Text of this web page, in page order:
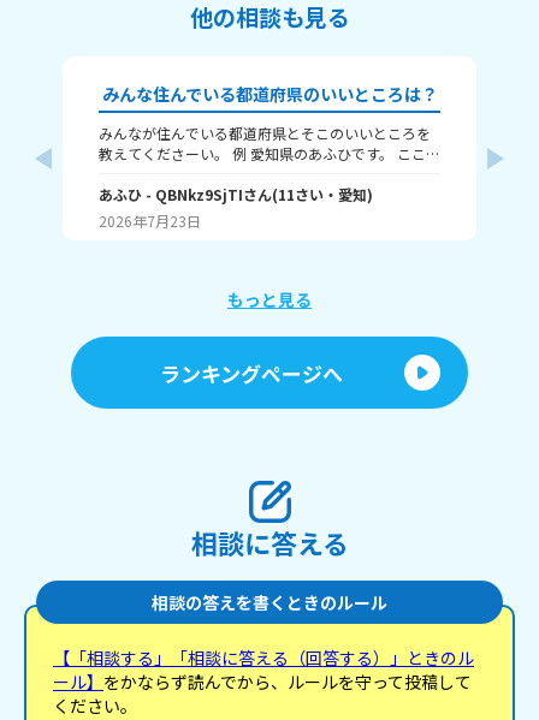
他の相談も見る
みんな住んでいる都道府県のいいところは？
みんなが住んでいる都道府県とそこのいいところを
教えてくださーい。 例 愛知県のあふひです。 ここは
ります。観光名所では名古屋城が有名です。歴史的
にも、天下三英傑の信長、秀吉、家康、全員の出身
地です。
あふひ - QBNkz9SjTIさん(11さい・ 愛知)
2026年7月23日
もっと見る
ランキングページへ
相談に答える
相談の答えを書くときのルール
【「相談する」「相談に答える（回答する）」ときのル
ール】 をかならず読んでから、ルールを守って投稿して
ください。